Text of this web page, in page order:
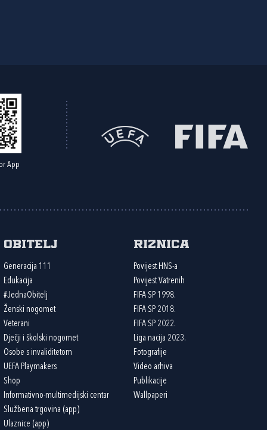
App
Obitelj
Generacija 111
Edukacija
#JednaObitelj
Ženski nogomet
Veterani
Dječji i školski nogomet
Osobe s invaliditetom
UEFA Playmakers
Shop
Informativno-multimedijski centar
Službena trgovina (app)
Ulaznice (app)
Riznica
Povijest HNS-a
Povijest Vatrenih
FIFA SP 1998.
FIFA SP 2018.
FIFA SP 2022.
Liga nacija 2023.
Fotografije
Video arhiva
Publikacije
Wallpaperi